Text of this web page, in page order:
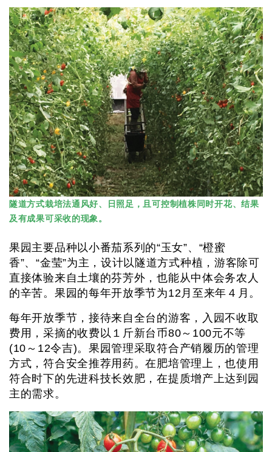
隧道方式栽培法通风好、日照足，且可控制植株同时开花、结果
及有成果可采收的现象。
果园主要品种以小番茄系列的“玉女”、“橙蜜
香”、“金莹”为主，设计以隧道方式种植，游客除可
直接体验来自土壤的芬芳外，也能从中体会务农人
的辛苦。果园的每年开放季节为12月至来年４月。
每年开放季节，接待来自全台的游客，入园不收取
费用，采摘的收费以１斤新台币80～100元不等
(10～12令吉)。果园管理采取符合产销履历的管理
方式，符合安全推荐用药。在肥培管理上，也使用
符合时下的先进科技长效肥，在提质增产上达到园
主的需求。